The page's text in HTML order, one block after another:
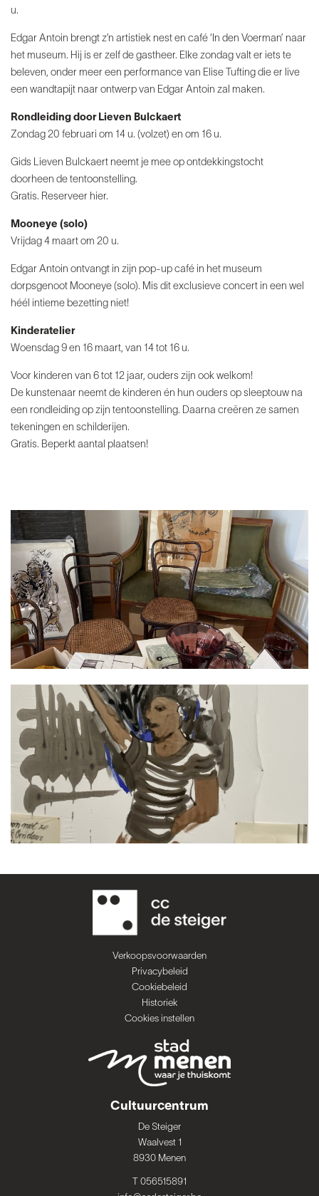
u.
Edgar Antoin brengt z’n artistiek nest en café ‘In den Voerman’ naar
het museum. Hij is er zelf de gastheer. Elke zondag valt er iets te
beleven, onder meer een performance van Elise Tufting die er live
een wandtapijt naar ontwerp van Edgar Antoin zal maken.
Rondleiding door Lieven Bulckaert
Zondag 20 februari om 14 u. (volzet) en om 16 u.
Gids Lieven Bulckaert neemt je mee op ontdekkingstocht
doorheen de tentoonstelling.
Gratis. Reserveer hier.
Mooneye (solo)
Vrijdag 4 maart om 20 u.
Edgar Antoin ontvangt in zijn pop-up café in het museum
dorpsgenoot Mooneye (solo). Mis dit exclusieve concert in een wel
héél intieme bezetting niet!
Kinderatelier
Woensdag 9 en 16 maart, van 14 tot 16 u.
Voor kinderen van 6 tot 12 jaar, ouders zijn ook welkom!
De kunstenaar neemt de kinderen én hun ouders op sleeptouw na
een rondleiding op zijn tentoonstelling. Daarna creëren ze samen
tekeningen en schilderijen.
Gratis. Beperkt aantal plaatsen!
Verkoopsvoorwaarden
Privacybeleid
Cookiebeleid
Historiek
Cookies instellen
Cultuurcentrum
De Steiger
Waalvest 1
8930 Menen
T 056515891